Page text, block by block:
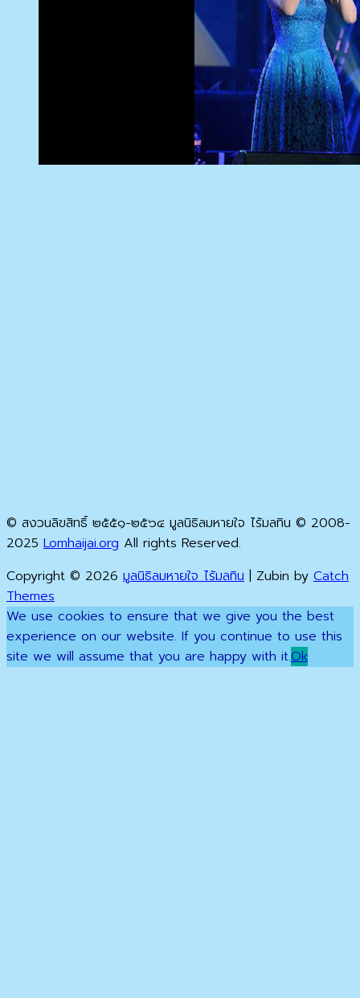
© สงวนลิขสิทธิ์ ๒๕๕๑-๒๕๖๔ มูลนิธิลมหายใจ ไร้มลทิน © 2008-
2025 Lomhaijai.org All rights Reserved.
Copyright © 2026 มูลนิธิลมหายใจ ไร้มลทิน | Zubin by Catch
Themes
Scroll
Up
We use cookies to ensure that we give you the best
experience on our website. If you continue to use this
site we will assume that you are happy with it.Ok